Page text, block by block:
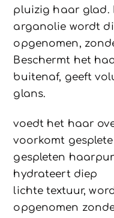
pluizig haar glad.
arganolie wordt
opgenomen,
Beschermt het
buitenaf, geeft
glans.
voedt het haar
voorkomt
gespleten
hydrateert diep
lichte textuur,
opgenomen